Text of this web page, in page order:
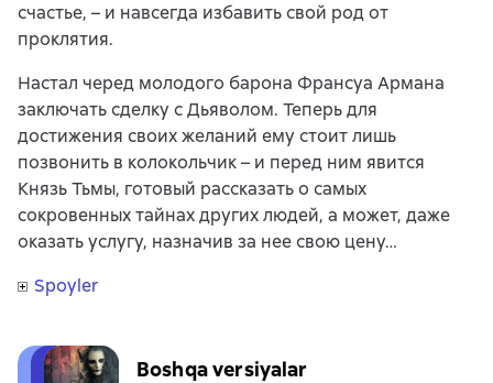
счастье, – и навсегда избавить свой род от
проклятия.
Настал черед молодого барона Франсуа Армана
заключать сделку с Дьяволом. Теперь для
достижения своих желаний ему стоит лишь
позвонить в колокольчик – и перед ним явится
Князь Тьмы, готовый рассказать о самых
сокровенных тайнах других людей, а может, даже
оказать услугу, назначив за нее свою цену…
Spoyler
Boshqa versiyalar